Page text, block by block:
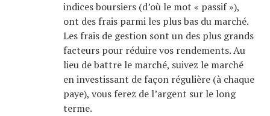
indices boursiers (d’où le mot « passif »),
ont des frais parmi les plus bas du marché.
Les frais de gestion sont un des plus grands
facteurs pour réduire vos rendements. Au
lieu de battre le marché, suivez le marché
en investissant de façon régulière (à chaque
paye), vous ferez de l’argent sur le long
terme.